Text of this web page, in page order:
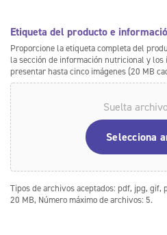
Etiqueta del producto e
Proporcione la etiqueta completa del
la sección de información nutricional y los
presentar hasta cinco imágenes (20 MB
Suelta
Selecciona
Tipos de archivos aceptados: pdf, jpg, gif,
20 MB, Número máximo de archivos: 5.